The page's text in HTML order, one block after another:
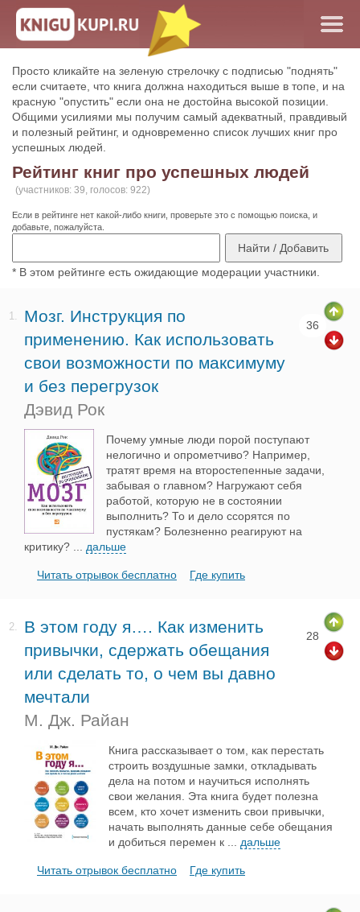
Просто кликайте на зеленую стрелочку с подписью "поднять"
если считаете, что книга должна находиться выше в топе, и на
красную "опустить" если она не достойна высокой позиции.
Общими усилиями мы получим самый адекватный, правдивый
и полезный рейтинг, и одновременно список лучших книг про
успешных людей.
Рейтинг книг про успешных людей
(участников: 39, голосов: 922)
Если в рейтинге нет какой-либо книги, проверьте это с помощью поиска, и
добавьте, пожалуйста.
* В этом рейтинге есть ожидающие модерации участники.
1.
Мозг. Инструкция по
применению. Как использовать
свои возможности по максимуму
и без перегрузок
Дэвид Рок
36
Почему умные люди порой поступают
нелогично и опрометчиво? Например,
тратят время на второстепенные задачи,
забывая о главном? Нагружают себя
работой, которую не в состоянии
выполнить? То и дело ссорятся по
пустякам? Болезненно реагируют на
критику?
дальше
Читать отрывок бесплатно Где купить
2.
В этом году я…. Как изменить
привычки, сдержать обещания
или сделать то, о чем вы давно
мечтали
М. Дж. Райан
28
Книга рассказывает о том, как перестать
строить воздушные замки, откладывать
дела на потом и научиться исполнять
свои желания. Эта книга будет полезна
всем, кто хочет изменить свои привычки,
начать выполнять данные себе обещания
и добиться перемен к
дальше
Читать отрывок бесплатно Где купить